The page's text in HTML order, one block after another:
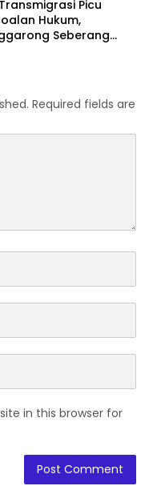
Transmigrasi Picu
Hukum,
Seberang
Required fields are
in this browser for